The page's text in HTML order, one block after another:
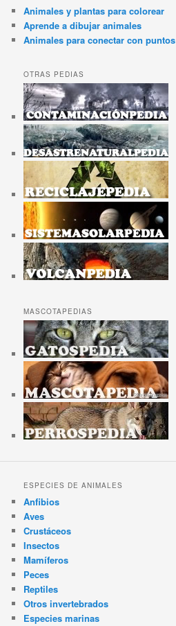
Animales y plantas para colorear
Aprende a dibujar animales
Animales para conectar con puntos
OTRAS PEDIAS
MASCOTAPEDIAS
ESPECIES DE ANIMALES
Anfibios
Aves
Crustáceos
Insectos
Mamíferos
Peces
Reptiles
Otros invertebrados
Especies marinas